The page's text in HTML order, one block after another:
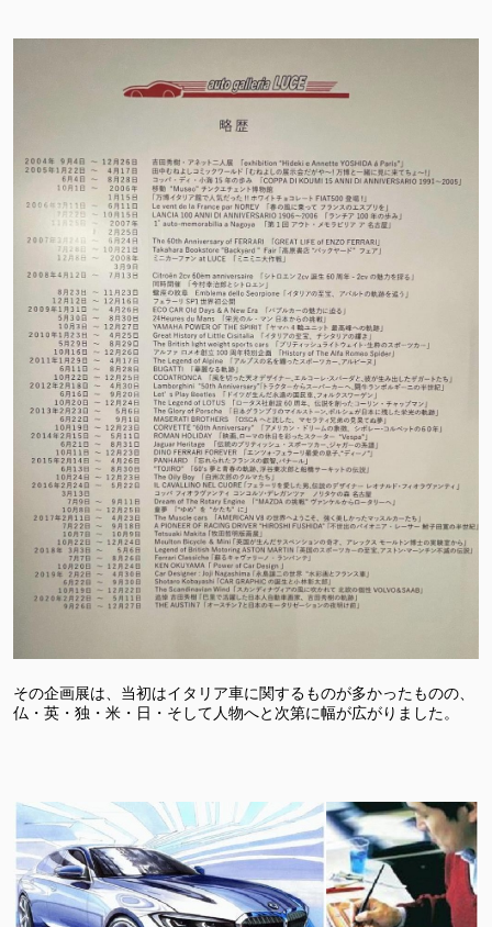
その企画展は、当初はイタリア車に関するものが多かったものの、
仏・英・独・米・日・そして人物へと次第に幅が広がりました。